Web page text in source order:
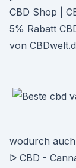
CBD Shop |
5% Rabatt
von
wodurch
ᐅ CBD -